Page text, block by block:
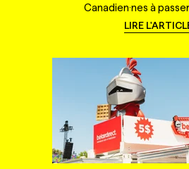
Canadien·nes à
LIRE